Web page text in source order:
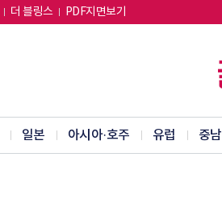
더 블링스 PDF지면보기
일본 아시아·호주 유럽 중